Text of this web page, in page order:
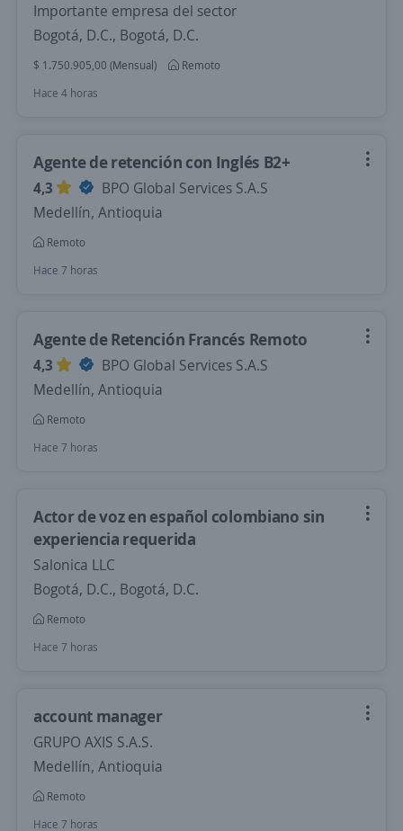
Importante empresa del sector
Bogotá, D.C., Bogotá, D.C.
$ 1.750.905,00 (Mensual)
Remoto
Hace 4 horas
Agente de retención con Inglés B2+
4,3
BPO Global Services S.A.S
Medellín, Antioquia
Remoto
Hace 7 horas
Agente de Retención Francés Remoto
4,3
BPO Global Services S.A.S
Medellín, Antioquia
Remoto
Hace 7 horas
Actor de voz en español colombiano sin
experiencia requerida
Salonica LLC
Bogotá, D.C., Bogotá, D.C.
Remoto
Hace 7 horas
account manager
GRUPO AXIS S.A.S.
Medellín, Antioquia
Remoto
Hace 7 horas